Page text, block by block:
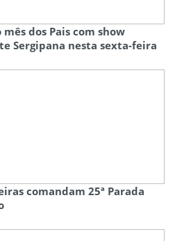
dos Pais com show
Sergipana nesta sexta-feira
comandam 25ª Parada